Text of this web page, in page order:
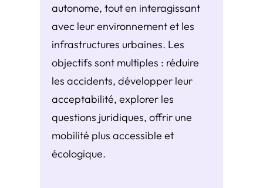
autonome, tout en interagissant
avec leur environnement et les
infrastructures urbaines. Les
objectifs sont multiples : réduire
les accidents, développer leur
acceptabilité, explorer les
questions juridiques, offrir une
mobilité plus accessible et
écologique.